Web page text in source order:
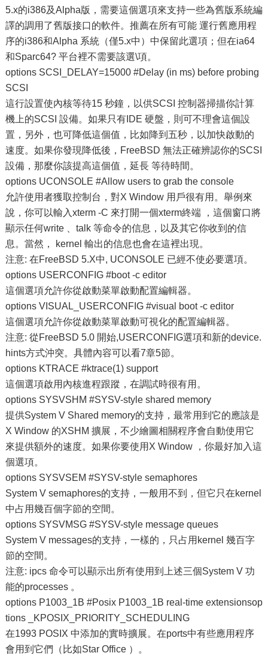
5.x的i386及Alpha版，需要這個選項來支持一些為舊版系統編
譯的調用了舊版接口的軟件。推薦在所有可能 運行舊應用程
序的i386和Alpha 系統（僅5.x中）中保留此選項；但在ia64
和Sparc64? 平台裡不需要該選\項。
options SCSI_DELAY=15000 #Delay (in ms) before probing
SCSI
這行設置使內核等待15 秒鐘，以供SCSI 控制器掃描你計算
機上的SCSI 設備。如果只有IDE 硬盤，則可不理會這個設
置，另外，也可降低這個值，比如降到五秒，以加快啟動的
速度。如果你發現降低後，FreeBSD 無法正確辨認你的SCSI
設備，那麼你該提高這個值，延長 等待時間。
options UCONSOLE #Allow users to grab the console
允許使用者獲取控制台，對X Window 用戶很有用。舉例來
說，你可以輸入xterm -C 來打開一個xterm終端 ，這個窗口將
顯示任何write 、talk 等命令的信息，以及其它你收到的信
息。當然， kernel 輸出的信息也會在這裡出現。
注意: 在FreeBSD 5.X中, UCONSOLE 已經不使必要選項。
options USERCONFIG #boot -c editor
這個選項允許你從啟動菜單啟動配置編輯器。
options VISUAL_USERCONFIG #visual boot -c editor
這個選項允許你從啟動菜單啟動可視化的配置編輯器。
注意: 從FreeBSD 5.0 開始,USERCONFIG選項和新的device.
hints方式沖突。具體內容可以看7章5節。
options KTRACE #ktrace(1) support
這個選項啟用內核進程跟蹤，在調試時很有用。
options SYSVSHM #SYSV-style shared memory
提供System V Shared memory的支持，最常用到它的應該是
X Window 的XSHM 擴展，不少繪圖相關程序會自動使用它
來提供額外的速度。如果你要使用X Window ，你最好加入這
個選項。
options SYSVSEM #SYSV-style semaphores
System V semaphores的支持，一般用不到，但它只在kernel
中占用幾百個字節的空間。
options SYSVMSG #SYSV-style message queues
System V messages的支持，一樣的，只占用kernel 幾百字
節的空間。
注意: ipcs 命令可以顯示出所有使用到上述三個System V 功
能的processes 。
options P1003_1B #Posix P1003_1B real-time extensionsop
tions _KPOSIX_PRIORITY_SCHEDULING
在1993 POSIX 中添加的實時擴展。在ports中有些應用程序
會用到它們（比如Star Office ）。